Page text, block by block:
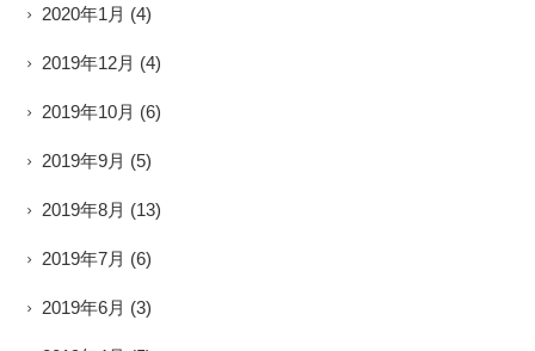
2020年1月 (4)
2019年12月 (4)
2019年10月 (6)
2019年9月 (5)
2019年8月 (13)
2019年7月 (6)
2019年6月 (3)